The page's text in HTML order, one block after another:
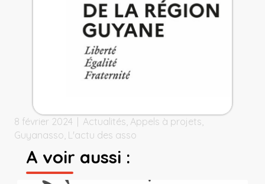
8 février 2024 Actualités, Appels à projets,
Guyanasso, L'actu des asso
A voir aussi :